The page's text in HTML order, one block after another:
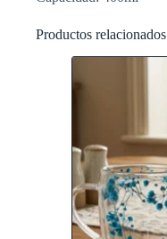
Productos relacionados